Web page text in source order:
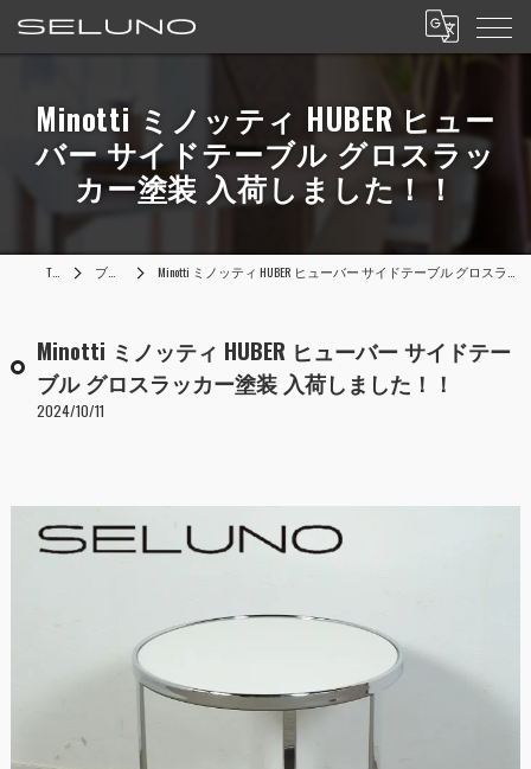
Minotti ミノッティ HUBER ヒュー
バー サイドテーブル グロスラッ
カー塗装 入荷しました！！
TOP ブログ Minotti ミノッティ HUBER ヒューバー サイドテーブル グロスラッカー塗装 入荷しました！！
Minotti ミノッティ HUBER ヒューバー サイドテー
ブル グロスラッカー塗装 入荷しました！！
2024/10/11